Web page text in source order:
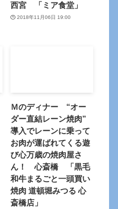
西宮 「ミア食堂」
2018年11月06日 19:00
Ｍのディナー “オー
ダー直結レーン焼肉”
導入でレーンに乗って
お肉が運ばれてくる遊
び心万歳の焼肉屋さ
ん！ 心斎橋 「黒毛
和牛まるごと一頭買い
焼肉 道頓堀みつる 心
斎橋店」